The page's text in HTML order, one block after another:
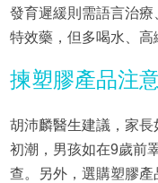
發育遲緩則需語言治
特效藥，但多喝水、高
揀塑膠產品注
胡沛麟醫生建議，家
初潮，男孩如在9歲前
查。另外，選購塑膠產